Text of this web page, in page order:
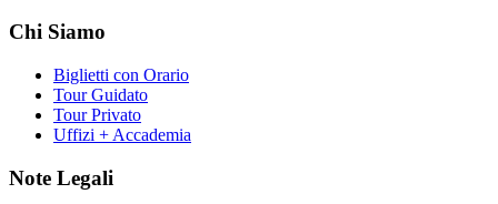
Chi Siamo
Biglietti con Orario
Tour Guidato
Tour Privato
Uffizi + Accademia
Note Legali